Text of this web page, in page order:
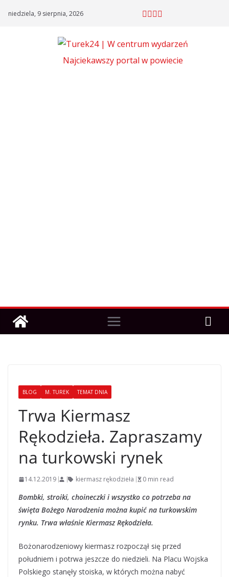
niedziela, 9 sierpnia, 2026
Najciekawszy portal w powiecie
BLOG M. TUREK TEMAT DNIA
Trwa Kiermasz
Rękodzieła. Zapraszamy
na turkowski rynek
14.12.2019 kiermasz rękodzieła 0 min read
Bombki, stroiki, choineczki i wszystko co potrzeba na
święta Bożego Narodzenia można kupić na turkowskim
rynku. Trwa właśnie Kiermasz Rękodzieła.
Bożonarodzeniowy kiermasz rozpoczął się przed
południem i potrwa jeszcze do niedzieli. Na Placu Wojska
Polskiego stanęły stoiska, w których można nabyć